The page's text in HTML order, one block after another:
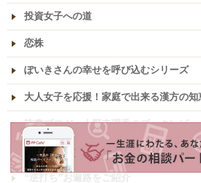
投資女子への道
恋株
ぽいきさんの幸せを呼び込むシリーズ
大人女子を応援！家庭で出来る漢方の知
読書ブロガー小野寺理香のブックレビュ
駐在マダム、モラハラ夫からの逃亡記